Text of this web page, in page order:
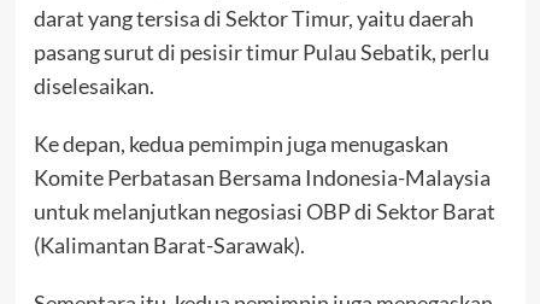
darat yang tersisa di Sektor Timur, yaitu daerah
pasang surut di pesisir timur Pulau Sebatik, perlu
diselesaikan.
Ke depan, kedua pemimpin juga menugaskan
Komite Perbatasan Bersama Indonesia-Malaysia
untuk melanjutkan negosiasi OBP di Sektor Barat
(Kalimantan Barat-Sarawak).